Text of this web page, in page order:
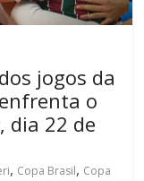
jogos da
o
dia 22 de
, Copa Brasil, Copa